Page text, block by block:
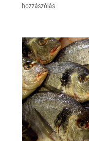
hozzászólás